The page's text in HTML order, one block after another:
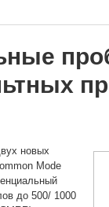
новых
Mode
до 500/ 1000